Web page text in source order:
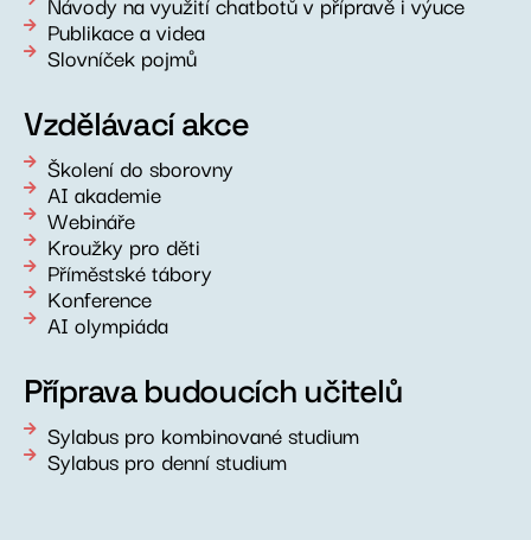
Publikace a videa
Slovníček pojmů
Vzdělávací akce
Školení do sborovny
AI akademie
Webináře
Kroužky pro děti
Příměstské tábory
Konference
AI olympiáda
Příprava budoucích učitelů
Sylabus pro kombinované studium
Sylabus pro denní studium